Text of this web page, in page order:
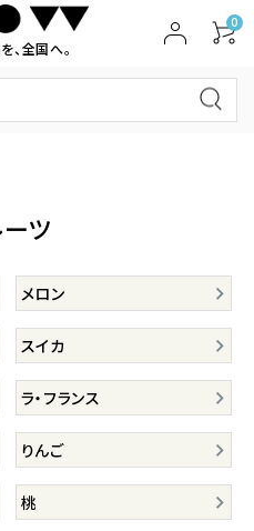
、全国へ。
0
ツ
メロン
スイカ
ラ・フランス
りんご
桃